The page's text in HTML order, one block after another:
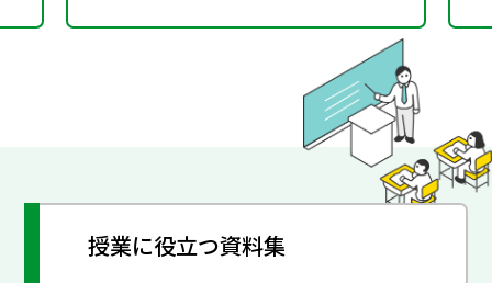
授業に役立つ資料集